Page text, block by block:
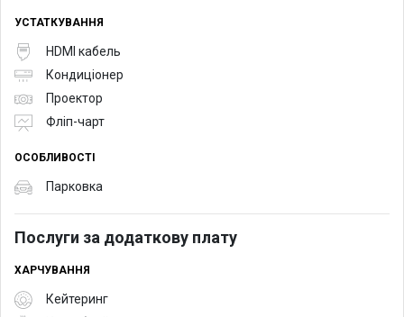
УСТАТКУВАННЯ
HDMI кабель
Кондиціонер
Проектор
Фліп-чарт
ОСОБЛИВОСТІ
Парковка
Послуги за додаткову плату
ХАРЧУВАННЯ
Кейтеринг